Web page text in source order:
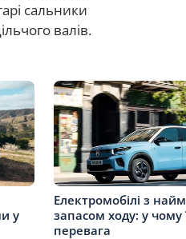
сальники
валів.
у
Електромобілі з
запасом ходу: у чому
перевага